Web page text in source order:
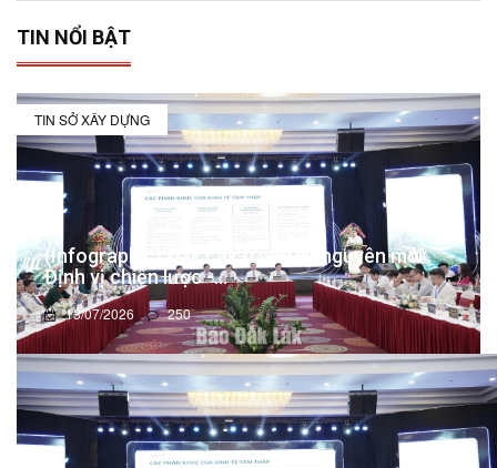
TIN NỔI BẬT
TIN SỞ XÂY DỰNG
(Infographic) Đắk Lắk trong kỷ nguyên mới:
Định vị chiến lược -...
13/07/2026 250